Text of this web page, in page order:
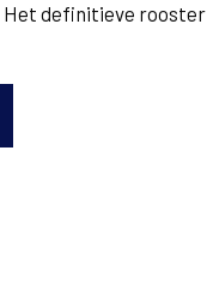
Het definitieve rooster